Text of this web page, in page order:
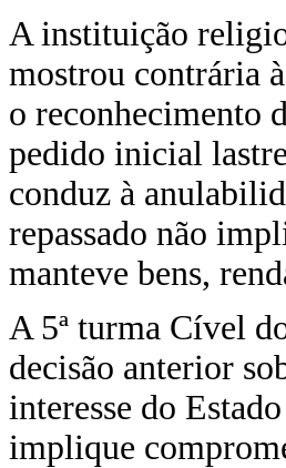
A instituição
mostrou contrária
o reconhecimento
pedido inicial
conduz à
repassado não
manteve bens,
A 5ª turma Cível
decisão anterior
interesse do
implique